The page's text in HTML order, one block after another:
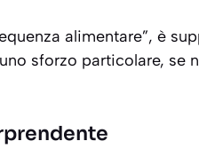
alimentare”, è
sforzo particolare, se